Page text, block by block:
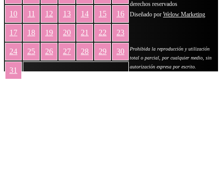
10 11 12 13 14 15 16
17 18 19 20 21 22 23
24 25 26 27 28 29 30
31
derechos reservados
Diseñado por Welow Marketing
Prohibida la reproducción y utilización
total o parcial, por cualquier medio, sin
autorización expresa por escrito.